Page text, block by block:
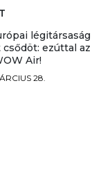
légitársaság
ezúttal az
Air!
28.